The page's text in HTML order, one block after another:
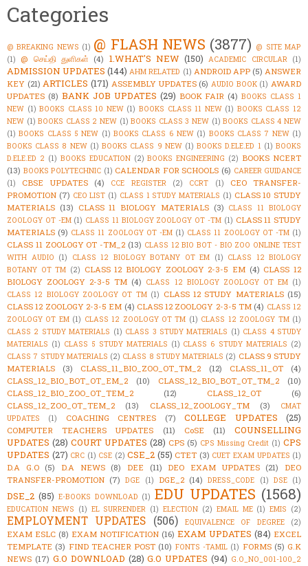
Categories
@ BREAKING NEWS (1) @ FLASH NEWS (3877) @ SITE MAP
(1) @ செய்தி துளிகள் (4) 1.WHAT'S NEW (150) ACADEMIC CIRCULAR (1)
ADMISSION UPDATES (144) AHM RELATED (1) ANDROID APP (5) ANSWER
KEY (21) ARTICLES (171) ASSEMBLY UPDATES (6) AUDIO BOOK (1) AWARD
UPDATES (8) BANK JOB UPDATES (29) BOOK FAIR (4) BOOKS CLASS 1
NEW (1) BOOKS CLASS 10 NEW (1) BOOKS CLASS 11 NEW (1) BOOKS CLASS 12
NEW (1) BOOKS CLASS 2 NEW (1) BOOKS CLASS 3 NEW (1) BOOKS CLASS 4 NEW
(1) BOOKS CLASS 5 NEW (1) BOOKS CLASS 6 NEW (1) BOOKS CLASS 7 NEW (1)
BOOKS CLASS 8 NEW (1) BOOKS CLASS 9 NEW (1) BOOKS D.ELE.ED 1 (1) BOOKS
D.ELE.ED 2 (1) BOOKS EDUCATION (2) BOOKS ENGINEERING (2) BOOKS NCERT
(13) BOOKS POLYTECHNIC (1) CALENDAR FOR SCHOOLS (6) CAREER GUIDANCE
(1)
CBSE UPDATES (4) CCE REGISTER (2) CCRT (1)
CEO TRANSFER-
PROMOTION (7) CEO LIST (1) CLASS 1 STUDY MATERIALS (1) CLASS 10 STUDY
MATERIALS (13) CLASS 11 BIOLOGY MATERIALS (3) CLASS 11 BIOLOGY
ZOOLOGY OT -EM (1) CLASS 11 BIOLOGY ZOOLOGY OT -TM (1) CLASS 11 STUDY
MATERIALS (9) CLASS 11 ZOOLOGY OT -EM (1) CLASS 11 ZOOLOGY OT -TM (1)
CLASS 11 ZOOLOGY OT -TM_2 (13) CLASS 12 BIO BOT - BIO ZOO ONLINE TEST
WITH AUDIO (1) CLASS 12 BIOLOGY BOTANY OT EM (1) CLASS 12 BIOLOGY
BOTANY OT TM (2) CLASS 12 BIOLOGY ZOOLOGY 2-3-5 EM (4) CLASS 12
BIOLOGY ZOOLOGY 2-3-5 TM (4) CLASS 12 BIOLOGY ZOOLOGY OT EM (1)
CLASS 12 BIOLOGY ZOOLOGY OT TM (1) CLASS 12 STUDY MATERIALS (15)
CLASS 12 ZOOLOGY 2-3-5 EM (4) CLASS 12 ZOOLOGY 2-3-5 TM (4) CLASS 12
ZOOLOGY OT EM (1) CLASS 12 ZOOLOGY OT TM (1) CLASS 12 ZOOLOGY TM (1)
CLASS 2 STUDY MATERIALS (1) CLASS 3 STUDY MATERIALS (1) CLASS 4 STUDY
MATERIALS (1) CLASS 5 STUDY MATERIALS (1) CLASS 6 STUDY MATERIALS (2)
CLASS 7 STUDY MATERIALS (2) CLASS 8 STUDY MATERIALS (2) CLASS 9 STUDY
MATERIALS
(3) CLASS_11_BIO_ZOO_OT_TM_2 (12) CLASS_11_OT
(4)
CLASS_12_BIO_BOT_OT_EM_2
(10) CLASS_12_BIO_BOT_OT_TM_2
(10)
CLASS_12_BIO_ZOO_OT_TEM_2
(12) CLASS_12_OT
(6)
CLASS_12_ZOO_OT_TEM_2
(13) CLASS_12_ZOOLOGY_TM (3)
CMAT
UPDATES
(1) COACHING CENTRES (7) COLLEGE UPDATES (25)
COMPUTER TEACHERS UPDATES (11) CoSE (11)
COUNSELLING
UPDATES (28) COURT UPDATES (28) CPS (5) CPS Missing Credit (1) CPS
UPDATES (27) CRC (1) CSE (2) CSE_2 (55) CTET (3) CUET EXAM UPDATES (1)
D.A G.O (5) D.A NEWS (8) DEE (11) DEO EXAM UPDATES (21)
DEO
TRANSFER-PROMOTION (7) DGE (1) DGE_2 (14) DRESS_CODE (1) DSE (1)
DSE_2 (85) E-BOOKS DOWNLOAD (1) EDU UPDATES (1568)
EDUCATION NEWS (1) EL SURRENDER (1) ELECTION (2) EMAIL ME (1) EMIS (2)
EMPLOYMENT UPDATES (506) EQUIVALENCE OF DEGREE (2)
EXAM ESLC (8) EXAM NOTIFICATION (16) EXAM UPDATES (84) EXCEL
TEMPLATE (3) FIND TEACHER POST (10) FONTS -TAMIL (1) FORMS (5) G.K
NEWS (17) G.O DOWNLOAD (28) G.O UPDATES (94) G.O_NO_001-100_2